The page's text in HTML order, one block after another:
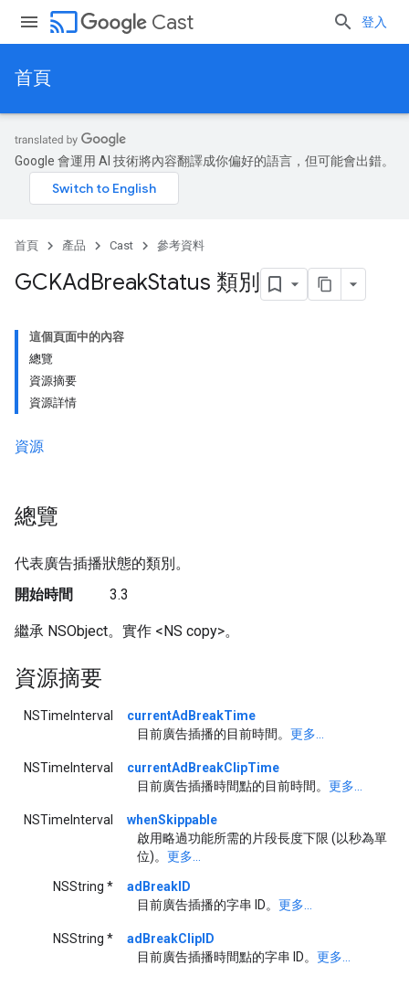
cast Cast 登入
首頁
Google 會運用 AI 技術將內容翻譯成你偏好的語言，但可能會出錯。
首頁 產品 Cast 參考資料
GCKAdBreakStatus 類別
這個頁面中的內容
總覽
資源摘要
資源詳情
資源
總覽
代表廣告插播狀態的類別。
開始時間
3.3
繼承 NSObject。實作 <NS copy>。
資源摘要
NSTimeInterval
currentAdBreakTime
目前廣告插播的目前時間。 更多...
NSTimeInterval
currentAdBreakClipTime
目前廣告插播時間點的目前時間。 更多...
NSTimeInterval
whenSkippable
啟用略過功能所需的片段長度下限 (以秒為單
位)。 更多...
NSString *
adBreakID
目前廣告插播的字串 ID。 更多...
NSString *
adBreakClipID
目前廣告插播時間點的字串 ID。 更多...